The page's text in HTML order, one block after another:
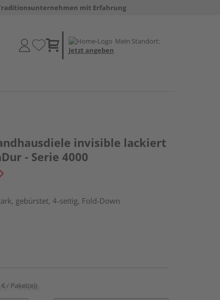
mit Erfahrung
Mein Standort:
Jetzt angeben
invisible lackiert
- Serie 4000
gebürstet, 4-seitig, Fold-Down
€ / Paket(e))